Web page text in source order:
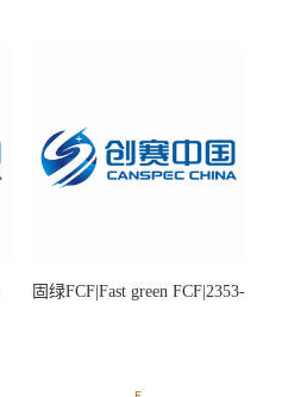
固绿FCF|Fast green FCF|2353-